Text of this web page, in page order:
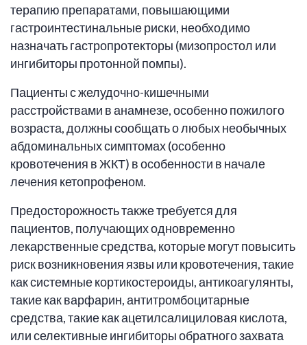
терапию препаратами, повышающими
гастроинтестинальные риски, необходимо
назначать гастропротекторы (мизопростол или
ингибиторы протонной помпы).
Пациенты с желудочно-кишечными
расстройствами в анамнезе, особенно пожилого
возраста, должны сообщать о любых необычных
абдоминальных симптомах (особенно
кровотечения в ЖКТ) в особенности в начале
лечения кетопрофеном.
Предосторожность также требуется для
пациентов, получающих одновременно
лекарственные средства, которые могут повысить
риск возникновения язвы или кровотечения, такие
как системные кортикостероиды, антикоагулянты,
такие как варфарин, антитромбоцитарные
средства, такие как ацетилсалициловая кислота,
или селективные ингибиторы обратного захвата